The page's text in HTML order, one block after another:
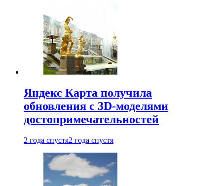
Яндекс Карта получила
обновления с 3D-моделями
достопримечательностей
2 года спустя2 года спустя